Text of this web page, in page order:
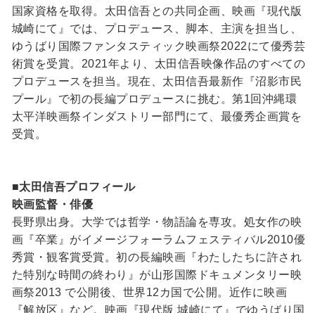
国家資格を取得。太田信吾との共同企画、映画『現代版
城崎にて』では、プロデュース、脚本、主演を担当し、
ゆうばり国際ファンタスティック映画祭2022にて優秀芸
術賞を受賞。2021年より、太田信吾映像作品のすべての
プロデュースを担当。現在、太田信吾最新作『沼影市民
プール』で初の長編プロデュースに挑む。第1回沖縄環
太平洋映画祭インダストリー部門にて、最優秀企画賞を
受賞。
■太田信吾プロフィール
映画監督・俳優
長野県出身。大学では哲学・物語論を専攻。処女作の映
画『卒業』がイメージフォーラムフェスティバル2010優
秀賞・観客賞受賞。初の長編映画『わたしたちに許され
た特別な時間の終わり』が山形国際ドキュメンタリー映
画祭2013 で公開後、世界12カ国で公開。近作に映画
『解放区』など。映画『現代版 城崎にて』でゆうばり国